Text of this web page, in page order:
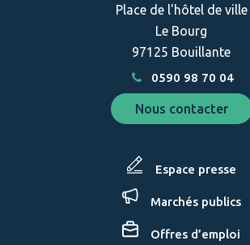
Place de l'hôtel de ville
Le Bourg
97125 Bouillante
0590 98 70 04
Nous contacter
Espace presse
Marchés publics
Offres d’emploi